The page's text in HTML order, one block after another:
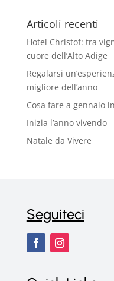
Articoli recenti
Hotel Christof: tra
cuore dell’Alto Adige
Regalarsi
migliore dell’anno
Cosa fare a gennaio
Inizia l’anno vivendo
Natale da Vivere
Seguiteci